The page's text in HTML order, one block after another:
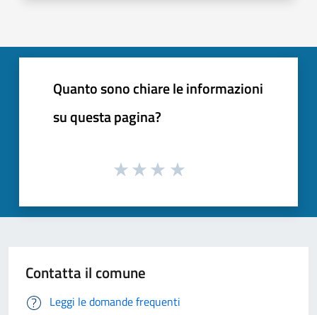
Quanto sono chiare le informazioni
su questa pagina?
Contatta il comune
Leggi le domande frequenti